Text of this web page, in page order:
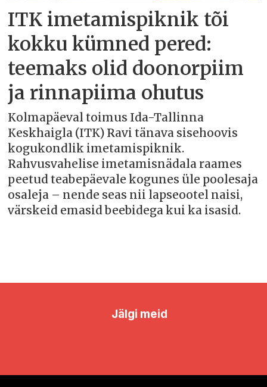
ITK imetamispiknik tõi
kokku kümned pered:
teemaks olid doonorpiim
ja rinnapiima ohutus
Kolmapäeval toimus Ida-Tallinna
Keskhaigla (ITK) Ravi tänava sisehoovis
kogukondlik imetamispiknik.
Rahvusvahelise imetamisnädala raames
peetud teabepäevale kogunes üle poolesaja
osaleja – nende seas nii lapseootel naisi,
värskeid emasid beebidega kui ka isasid.
Jälgi meid